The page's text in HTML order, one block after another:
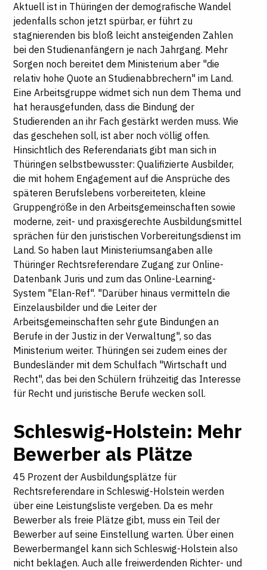
Aktuell ist in Thüringen der demografische Wandel
jedenfalls schon jetzt spürbar, er führt zu
stagnierenden bis bloß leicht ansteigenden Zahlen
bei den Studienanfängern je nach Jahrgang. Mehr
Sorgen noch bereitet dem Ministerium aber "die
relativ hohe Quote an Studienabbrechern" im Land.
Eine Arbeitsgruppe widmet sich nun dem Thema und
hat herausgefunden, dass die Bindung der
Studierenden an ihr Fach gestärkt werden muss. Wie
das geschehen soll, ist aber noch völlig offen.
Hinsichtlich des Referendariats gibt man sich in
Thüringen selbstbewusster: Qualifizierte Ausbilder,
die mit hohem Engagement auf die Ansprüche des
späteren Berufslebens vorbereiteten, kleine
Gruppengröße in den Arbeitsgemeinschaften sowie
moderne, zeit- und praxisgerechte Ausbildungsmittel
sprächen für den juristischen Vorbereitungsdienst im
Land. So haben laut Ministeriumsangaben alle
Thüringer Rechtsreferendare Zugang zur Online-
Datenbank Juris und zum das Online-Learning-
System "Elan-Ref". "Darüber hinaus vermitteln die
Einzelausbilder und die Leiter der
Arbeitsgemeinschaften sehr gute Bindungen an
Berufe in der Justiz in der Verwaltung", so das
Ministerium weiter. Thüringen sei zudem eines der
Bundesländer mit dem Schulfach "Wirtschaft und
Recht", das bei den Schülern frühzeitig das Interesse
für Recht und juristische Berufe wecken soll.
Schleswig-Holstein: Mehr
Bewerber als Plätze
45 Prozent der Ausbildungsplätze für
Rechtsreferendare in Schleswig-Holstein werden
über eine Leistungsliste vergeben. Da es mehr
Bewerber als freie Plätze gibt, muss ein Teil der
Bewerber auf seine Einstellung warten. Über einen
Bewerbermangel kann sich Schleswig-Holstein also
nicht beklagen. Auch alle freiwerdenden Richter- und